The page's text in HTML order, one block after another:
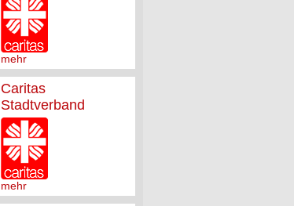
mehr
Caritas
Stadtverband
mehr